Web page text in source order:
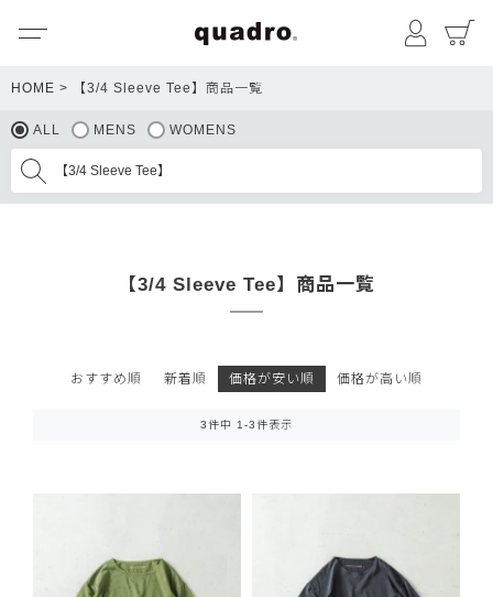
マイペ
HOME 【3/4 Sleeve Tee】商品一覧
ALL MENS WOMENS
【3/4 Sleeve Tee】商品一覧
おすすめ順 新着順 価格が安い順 価格が高い順
3件中 1 -3件表示